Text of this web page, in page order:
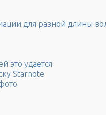
для разной длины
это удается
Starnote